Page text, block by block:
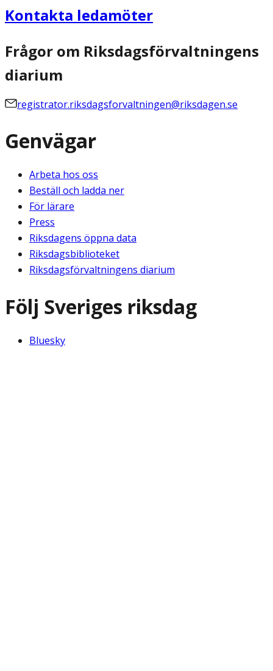
Kontakta ledamöter
Frågor om Riksdagsförvaltningens
diarium
registrator.riksdagsforvaltningen@riksdagen.se
Genvägar
Arbeta hos oss
Beställ och ladda ner
För lärare
Press
Riksdagens öppna data
Riksdagsbiblioteket
Riksdagsförvaltningens diarium
Följ Sveriges riksdag
Bluesky